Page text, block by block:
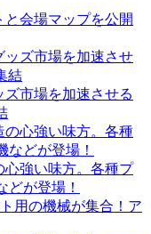
と会場マップを公開
ズ市場を加速させる
心強い味方。各種プ
どが登場！